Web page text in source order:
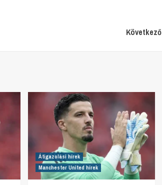
Következő
Átigazolási hírek
Manchester United hírek